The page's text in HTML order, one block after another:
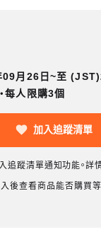
09月26日~至
每人限購3個
加入追蹤清單
追蹤清單通知功能。詳
後查看商品能否購買等